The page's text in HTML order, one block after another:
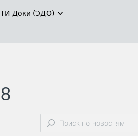
Доки (ЭДО)